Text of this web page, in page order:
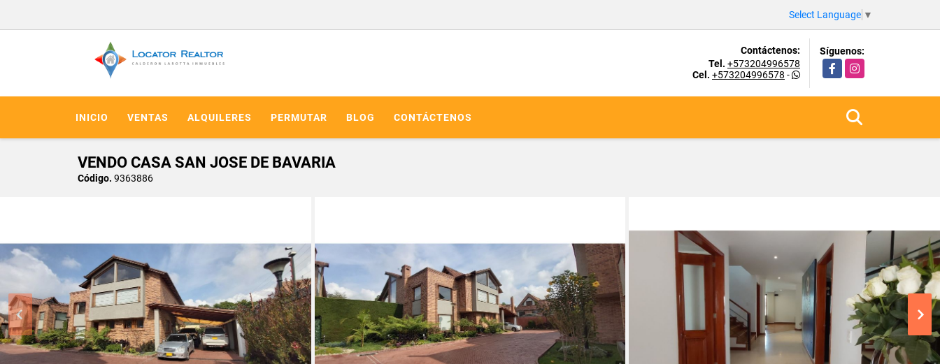
Select Language ▼
Contáctenos:
Tel. +573204996578
Cel. +573204996578 -
Síguenos:
FacebookInstagram
INICIO VENTAS ALQUILERES PERMUTAR BLOG CONTÁCTENOS
VENDO CASA SAN JOSE DE BAVARIA
Código. 9363886